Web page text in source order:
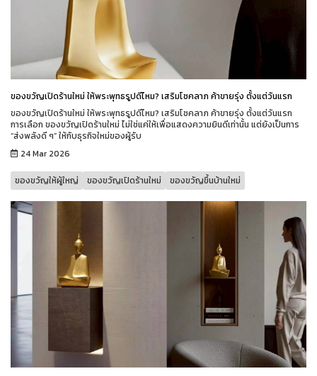
ของขวัญเปิดร้านใหม่ ให้พระพุทธรูปดีไหม? เสริมโชคลาภ ค้าขายรุ่ง ตั้งแต่วันแรก
ของขวัญเปิดร้านใหม่ ให้พระพุทธรูปดีไหม? เสริมโชคลาภ ค้าขายรุ่ง ตั้งแต่วันแรก
การเลือก ของขวัญเปิดร้านใหม่ ไม่ใช่แค่ให้เพื่อแสดงความยินดีเท่านั้น แต่ยังเป็นการ
“ส่งพลังดี ๆ” ให้กับธุรกิจใหม่ของผู้รับ
24 Mar 2026
ของขวัญให้ผู้ใหญ่ ของขวัญเปิดร้านใหม่ ของขวัญขึ้นบ้านใหม่